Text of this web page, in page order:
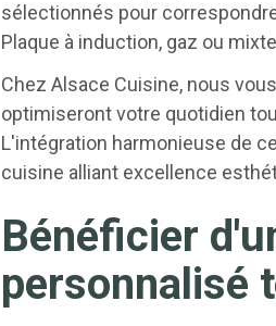
sélectionnés pour
Plaque à induction, gaz ou
Chez Alsace Cuisine, nous
optimiseront votre quotidien
L'intégration harmonieuse de
cuisine alliant excellence
Bénéficier
personnalisé